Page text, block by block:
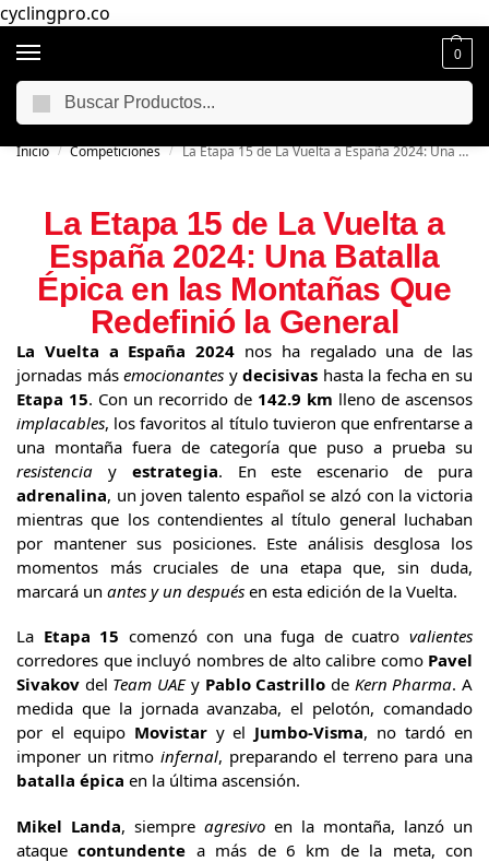
cyclingpro.co
0
🚴‍ Envío gratuito a todo Colombia por compras superiores a $250.000
Inicio / Competiciones / La Etapa 15 de La Vuelta a España 2024: Una Batalla Épica en las Montañas Que Redefinió la General
La Etapa 15 de La Vuelta a
España 2024: Una Batalla
Épica en las Montañas Que
Redefinió la General
La Vuelta a España 2024 nos ha regalado una de las
jornadas másemocionantes ydecisivas hasta la fecha en su
Etapa 15. Con un recorrido de 142.9 km lleno de ascensos
implacables, los favoritos al título tuvieron que enfrentarse a
una montaña fuera de categoría que puso a prueba su
resistencia y estrategia. En este escenario de pura
adrenalina, un joven talento español se alzó con la victoria
mientras que los contendientes al título general luchaban
por mantener sus posiciones. Este análisis desglosa los
momentos más cruciales de una etapa que, sin duda,
marcará un antes y un después en esta edición de la Vuelta.
La Etapa 15 comenzó con una fuga de cuatrovalientes
corredores que incluyó nombres de alto calibre como Pavel
Sivakov del Team UAEy Pablo Castrillo de Kern Pharma. A
medida que la jornada avanzaba, el pelotón, comandado
por el equipo Movistary el Jumbo-Visma, no tardó en
imponer un ritmo infernal, preparando el terreno para una
batalla épica en la última ascensión.
Mikel Landa, siempre agresivo en la montaña, lanzó un
ataquecontundente a más de 6 km de la meta, con